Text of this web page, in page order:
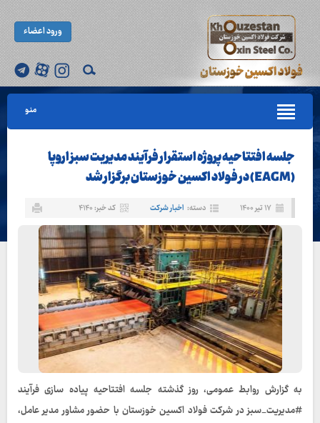
ورود اعضاء
منو
جلسه افتتاحیه پروژه استقرار فرآیند مدیریت سبز اروپا
(EAGM) در فولاد اکسین خوزستان برگزار شد
۱۷ تیر ۱۴۰۰ دسته: اخبار شرکت کد خبر: ۴۱۴۰
به گزارش روابط عمومی، روز گذشته جلسه افتتاحیه پیاده سازی فرآیند
#مدیریت_سبز در شرکت فولاد اکسین خوزستان با حضور مشاور مدیر عامل،